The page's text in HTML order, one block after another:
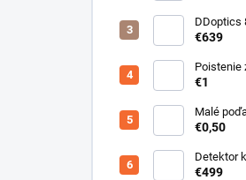
DDoptics
Gen.3
€639
Poistenie
€1
Malé
sklade
€0,50
Detektor
Terra
€499